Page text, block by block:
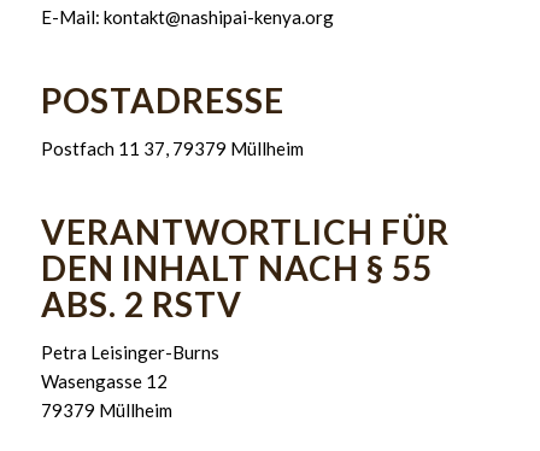
E-Mail: kontakt@nashipai-kenya.org
POSTADRESSE
Postfach 11 37, 79379 Müllheim
VERANTWORTLICH FÜR
DEN INHALT NACH § 55
ABS. 2 RSTV
Petra Leisinger-Burns
Wasengasse 12
79379 Müllheim